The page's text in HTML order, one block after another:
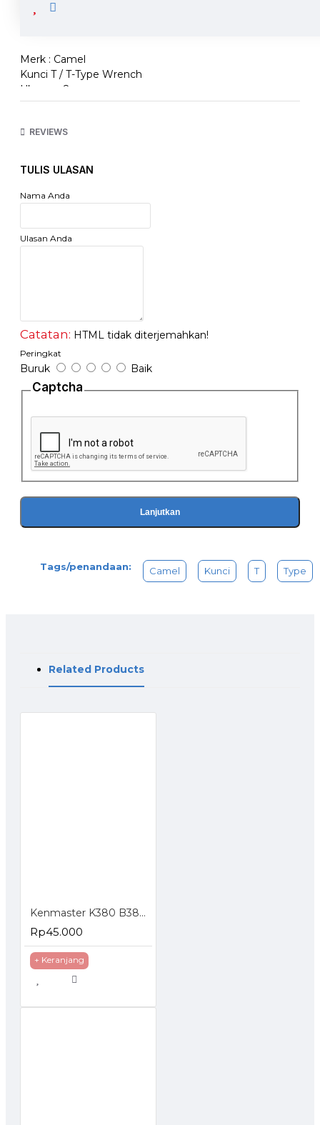
Merk : Camel
Kunci T / T-Type Wrench
Ukuran : 8mm
Warna : Hitam
REVIEWS
TULIS ULASAN
Nama Anda
Ulasan Anda
Catatan: HTML tidak diterjemahkan!
Peringkat
Buruk Baik
Captcha
Lanjutkan
Tags/penandaan: Camel Kunci T Type
Related Products
Kenmaster K380 B380 Tool Box Kotak Perkakas
Rp45.000
+ Keranjang